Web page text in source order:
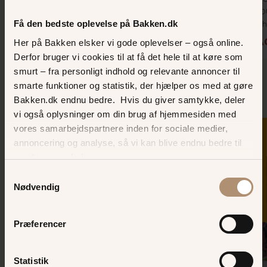
Få den bedste oplevelse på Bakken.dk
Her på Bakken elsker vi gode oplevelser – også online.
Derfor bruger vi cookies til at få det hele til at køre som
smurt – fra personligt indhold og relevante annoncer til
smarte funktioner og statistik, der hjælper os med at gøre
Bakken.dk endnu bedre. Hvis du giver samtykke, deler
vi også oplysninger om din brug af hjemmesiden med
vores samarbejdspartnere inden for sociale medier,
annoncering og analyse, så vi kan blive endnu bedre til
næste gang, du besøger os.
Nødvendig
Præferencer
Statistik
SKER I DAG
stregen, når I kæmper om førstepladsen.
KAMP TIL STREGEN
Relateredeoplevelser